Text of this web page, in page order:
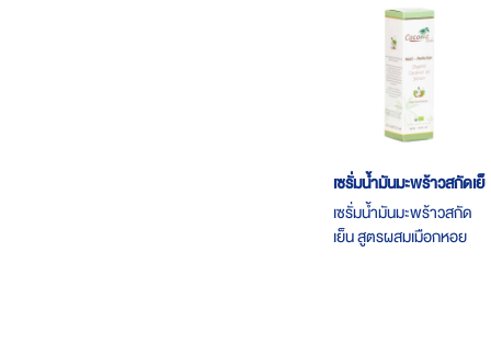
เซรั่มน้ำมันมะพร้าวสกัดเย็
เซรั่มน้ำมันมะพร้าวสกัด
เย็น สูตรผสมเมือกหอย